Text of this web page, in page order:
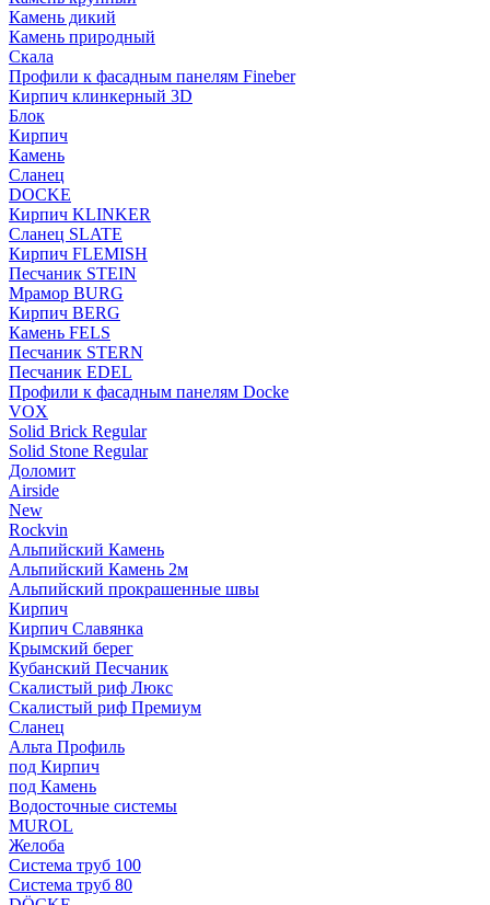
Камень дикий
Камень природный
Скала
Профили к фасадным панелям Fineber
Кирпич клинкерный 3D
Блок
Кирпич
Камень
Сланец
DOCKE
Кирпич KLINKER
Сланец SLATE
Кирпич FLEMISH
Пес­ча­ник STEIN
Мрамор BURG
Кирпич BERG
Камень FELS
Пес­ча­ник STERN
Пес­ча­ник EDEL
Профили к фасадным панелям Docke
VOX
Solid Brick Regular
Solid Stone Regular
Доломит
Airside
New
Rockvin
Альпийский Камень
Альпийский Камень 2м
Альпийский прокрашенные швы
Кирпич
Кирпич Славянка
Крымский берег
Кубанский Песчаник
Скалистый риф Люкс
Скалистый риф Премиум
Сланец
Альта Профиль
под Кирпич
под Камень
Водосточные системы
MUROL
Желоба
Система труб 100
Система труб 80